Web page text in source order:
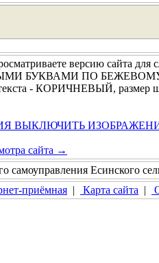
версию сайта для
БУКВАМИ ПО
- КОРИЧНЕВЫЙ, размер
ВЫКЛЮЧИТЬ
сайта →
самоуправления Есинского
приёмная | Карта сайта |